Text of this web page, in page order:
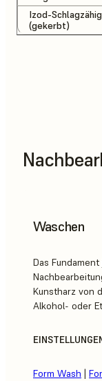
Izod-
(gekerbt)
Waschen
Das
Kunstharz von
Alkohol- oder
Form Wash |